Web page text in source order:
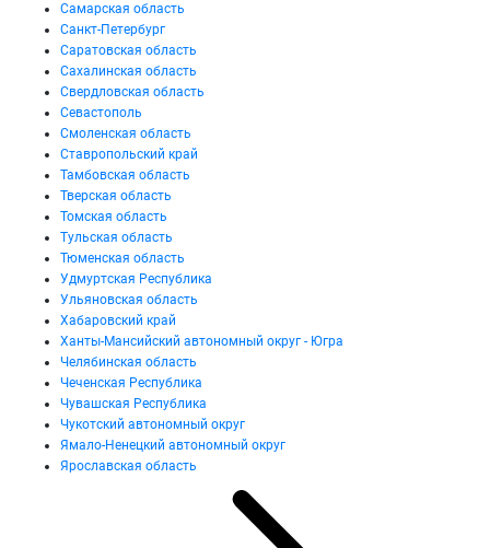
Самарская область
Санкт-Петербург
Саратовская область
Сахалинская область
Свердловская область
Севастополь
Смоленская область
Ставропольский край
Тамбовская область
Тверская область
Томская область
Тульская область
Тюменская область
Удмуртская Республика
Ульяновская область
Хабаровский край
Ханты-Мансийский автономный округ - Югра
Челябинская область
Чеченская Республика
Чувашская Республика
Чукотский автономный округ
Ямало-Ненецкий автономный округ
Ярославская область